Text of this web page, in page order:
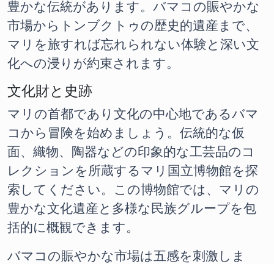
豊かな伝統があります。バマコの賑やかな
市場からトンブクトゥの歴史的遺産まで、
マリを旅すれば忘れられない体験と深い文
化への浸りが約束されます。
文化財と史跡
マリの首都であり文化の中心地であるバマ
コから冒険を始めましょう。伝統的な仮
面、織物、陶器などの印象的な工芸品のコ
レクションを所蔵するマリ国立博物館を探
索してください。この博物館では、マリの
豊かな文化遺産と多様な民族グループを包
括的に概観できます。
バマコの賑やかな市場は五感を刺激しま